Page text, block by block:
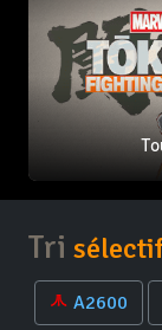
Tri
A2600